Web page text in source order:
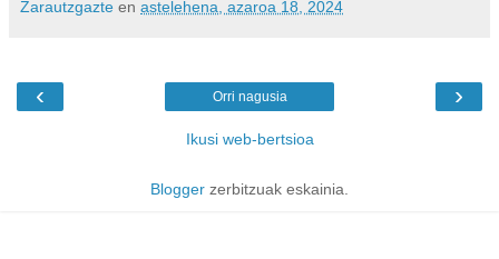
Zarautzgazte en astelehena, azaroa 18, 2024
‹ ›
Orri nagusia
Ikusi web-bertsioa
Blogger zerbitzuak eskainia.